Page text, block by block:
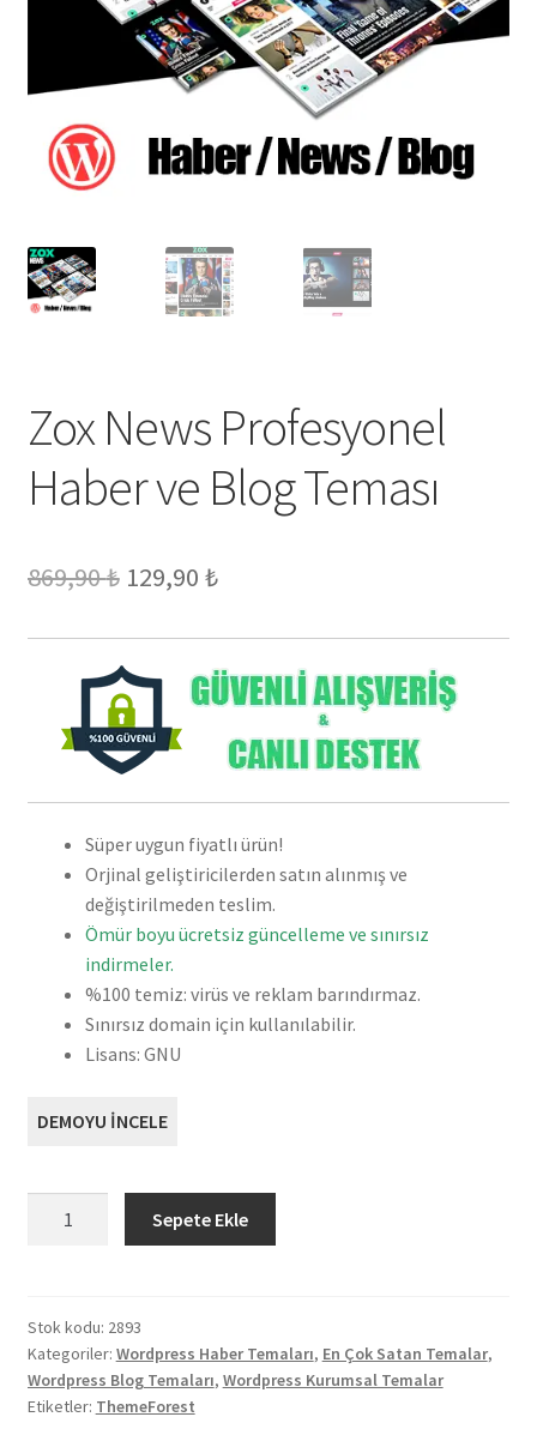
Zox News Profesyonel
Haber ve Blog Teması
869,90₺ Orijinal
869,90 ₺.
129,90 ₺Şu
fiyat:
129,90 ₺.
Süper uygun fiyatlı ürün!
Orjinal geliştiricilerden satın alınmış ve
değiştirilmeden teslim.
Ömür boyu ücretsiz güncelleme ve sınırsız
indirmeler.
%100 temiz: virüs ve reklam barındırmaz.
Sınırsız domain için kullanılabilir.
Lisans: GNU
DEMOYU İNCELE
ve
Blog
Teması
adet
Sepete Ekle
Stok kodu: 2893
Kategoriler: Wordpress Haber Temaları, En Çok Satan Temalar,
Wordpress Blog Temaları, Wordpress Kurumsal Temalar
Etiketler: ThemeForest